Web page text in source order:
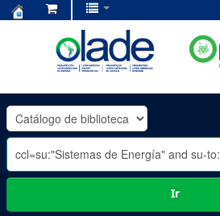
OLADE
-
Ir